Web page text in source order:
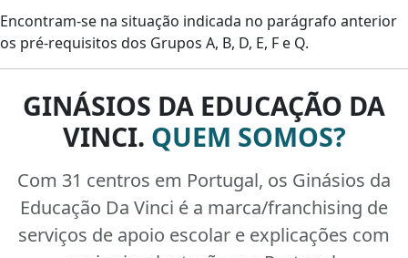
Encontram-se na situação indicada no parágrafo anterior
os pré-requisitos dos Grupos A, B, D, E, F e Q.
GINÁSIOS DA EDUCAÇÃO DA
VINCI. QUEM SOMOS?
Com 31 centros em Portugal, os Ginásios da
Educação Da Vinci é a marca/franchising de
serviços de apoio escolar e explicações com